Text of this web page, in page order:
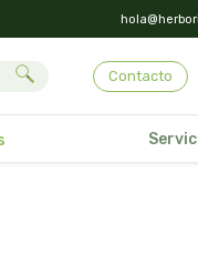
Contacto